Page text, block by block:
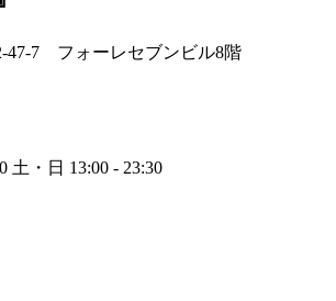
47-7 フォーレセブンビル8階
土・日 13:00 - 23:30